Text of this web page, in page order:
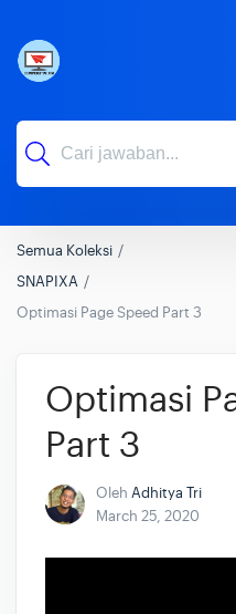
Semua Koleksi
SNAPIXA
Optimasi Page Speed Part 3
Optimasi
Part 3
Oleh Adhitya Tri
March 25, 2020